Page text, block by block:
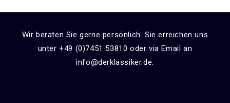
Wir beraten Sie gerne persönlich. Sie erreichen uns
unter +49 (0)7451 53810 oder via Email an
info@derklassiker.de.